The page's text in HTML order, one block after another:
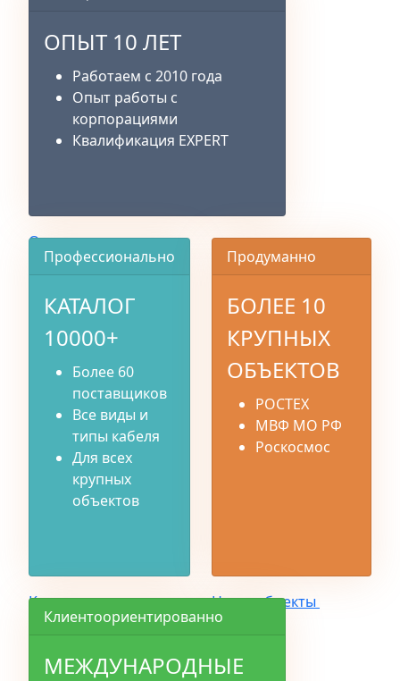
ОПЫТ 10 ЛЕТ
Работаем с 2010 года
Опыт работы с
корпорациями
Квалификация EXPERT
О компании
Профессионально
КАТАЛОГ
10000+
Более 60
поставщиков
Все виды и
типы кабеля
Для всех
крупных
объектов
Каталог
Продуманно
БОЛЕЕ 10
КРУПНЫХ
ОБЪЕКТОВ
РОСТЕХ
МВФ МО РФ
Роскосмос
Наши объекты
Клиентоориентированно
МЕЖДУНАРОДНЫЕ